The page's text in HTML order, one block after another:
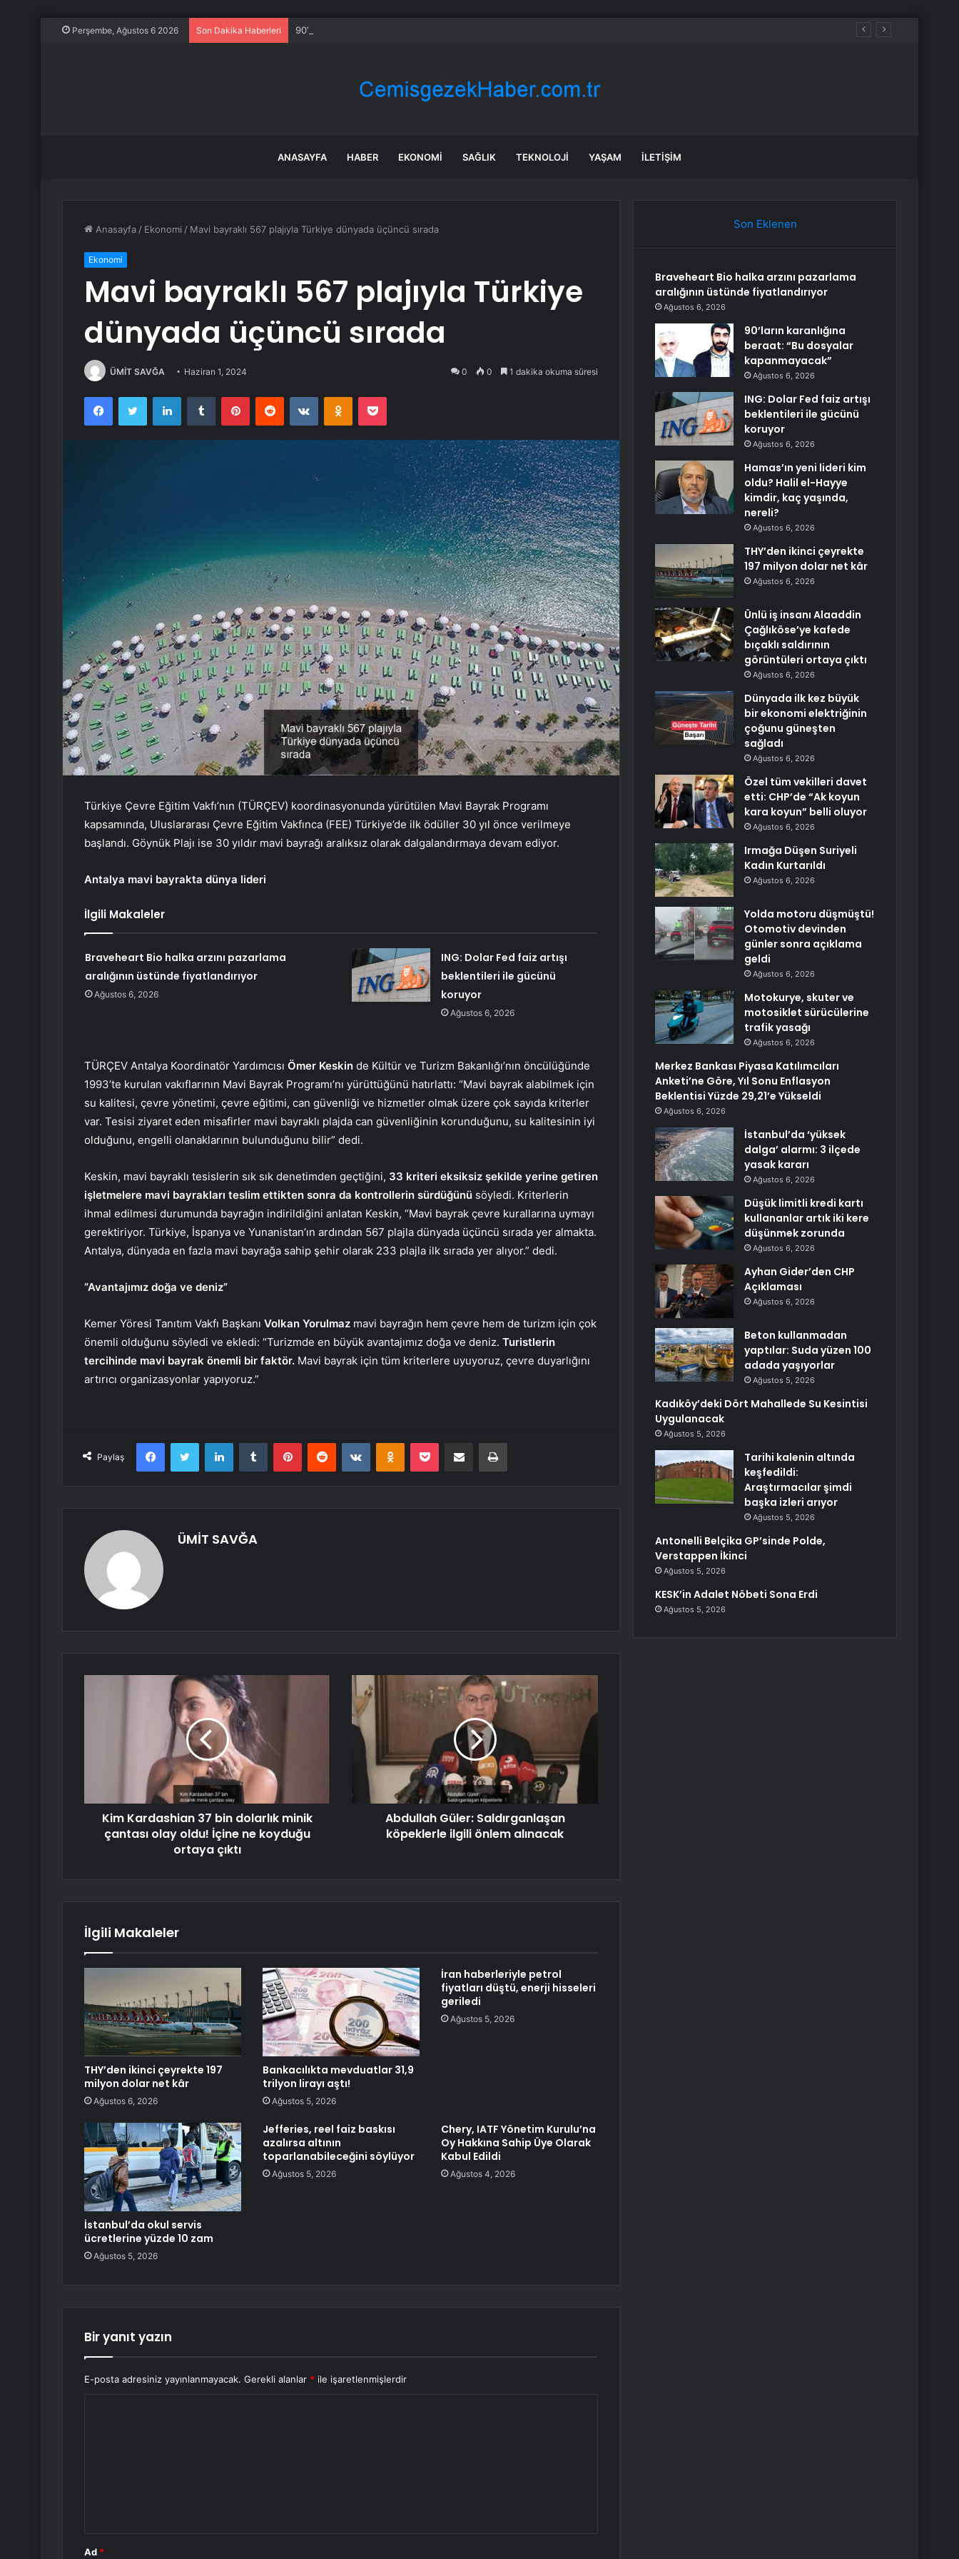
Perşembe, Ağustos 6 2026 Son Dakika Haberleri 90’ların karanlığına beraat: “Bu dosyalar kapanmayacak”
ANASAYFA HABER EKONOMI SAĞLIK TEKNOLOJI YAŞAM İLETIŞIM
Anasayfa / Ekonomi / Mavi bayraklı 567 plajıyla Türkiye dünyada üçüncü sırada
Ekonomi
Mavi bayraklı 567 plajıyla Türkiye
dünyada üçüncü sırada
ÜMİT SAVĞA Haziran 1, 2024 0 0 1 dakika okuma süresi
FacebookTwitter LinkedInTumblr PinterestReddit VKontakteOdnoklassniki
Pocket
Türkiye Çevre Eğitim Vakfı’nın (TÜRÇEV) koordinasyonunda yürütülen Mavi Bayrak Programı
kapsamında, Uluslararası Çevre Eğitim Vakfınca (FEE) Türkiye’de ilk ödüller 30 yıl önce verilmeye
başlandı. Göynük Plajı ise 30 yıldır mavi bayrağı aralıksız olarak dalgalandırmaya devam ediyor.
Antalya mavi bayrakta dünya lideri
İlgili Makaleler
Braveheart Bio halka arzını pazarlama
aralığının üstünde fiyatlandırıyor
Ağustos 6, 2026
ING: Dolar Fed faiz artışı
beklentileri ile gücünü
koruyor
Ağustos 6, 2026
TÜRÇEV Antalya Koordinatör Yardımcısı Ömer Keskin de Kültür ve Turizm Bakanlığı’nın öncülüğünde
1993’te kurulan vakıflarının Mavi Bayrak Programı’nı yürüttüğünü hatırlattı: “Mavi bayrak alabilmek için
su kalitesi, çevre yönetimi, çevre eğitimi, can güvenliği ve hizmetler olmak üzere çok sayıda kriterler
var. Tesisi ziyaret eden misafirler mavi bayraklı plajda can güvenliğinin korunduğunu, su kalitesinin iyi
olduğunu, engelli olanaklarının bulunduğunu bilir” dedi.
Keskin, mavi bayraklı tesislerin sık sık denetimden geçtiğini, 33 kriteri eksiksiz şekilde yerine getiren
işletmelere mavi bayrakları teslim ettikten sonra da kontrollerin sürdüğünü söyledi. Kriterlerin
ihmal edilmesi durumunda bayrağın indirildiğini anlatan Keskin, “Mavi bayrak çevre kurallarına uymayı
gerektiriyor. Türkiye, İspanya ve Yunanistan’ın ardından 567 plajla dünyada üçüncü sırada yer almakta.
Antalya, dünyada en fazla mavi bayrağa sahip şehir olarak 233 plajla ilk sırada yer alıyor.” dedi.
“Avantajımız doğa ve deniz”
Kemer Yöresi Tanıtım Vakfı Başkanı Volkan Yorulmaz mavi bayrağın hem çevre hem de turizm için çok
önemli olduğunu söyledi ve ekledi: “Turizmde en büyük avantajımız doğa ve deniz. Turistlerin
tercihinde mavi bayrak önemli bir faktör. Mavi bayrak için tüm kriterlere uyuyoruz, çevre duyarlığını
artırıcı organizasyonlar yapıyoruz.”
Paylaş
FacebookTwitter LinkedInTumblr PinterestReddit VKontakteOdnoklassniki
Pocket E-Posta ile paylaş Yazdır
ÜMİT SAVĞA
Kim Kardashian 37 bin dolarlık minik
çantası olay oldu! İçine ne koyduğu
ortaya çıktı
Abdullah Güler: Saldırganlaşan
köpeklerle ilgili önlem alınacak
İlgili Makaleler
THY’den ikinci çeyrekte 197
milyon dolar net kâr
Ağustos 6, 2026
Bankacılıkta mevduatlar 31,9
trilyon lirayı aştı!
Ağustos 5, 2026
İran haberleriyle petrol
fiyatları düştü, enerji hisseleri
geriledi
Ağustos 5, 2026
İstanbul’da okul servis
ücretlerine yüzde 10 zam
Ağustos 5, 2026
Jefferies, reel faiz baskısı
azalırsa altının
toparlanabileceğini söylüyor
Ağustos 5, 2026
Chery, IATF Yönetim Kurulu’na
Oy Hakkına Sahip Üye Olarak
Kabul Edildi
Ağustos 4, 2026
Bir yanıt yazın
E-posta adresiniz yayınlanmayacak. Gerekli alanlar * ile işaretlenmişlerdir
Ad *
Son Eklenen
Braveheart Bio halka arzını pazarlama
aralığının üstünde fiyatlandırıyor
Ağustos 6, 2026
90’ların karanlığına
beraat: “Bu dosyalar
kapanmayacak”
Ağustos 6, 2026
ING: Dolar Fed faiz artışı
beklentileri ile gücünü
koruyor
Ağustos 6, 2026
Hamas’ın yeni lideri kim
oldu? Halil el-Hayye
kimdir, kaç yaşında,
nereli?
Ağustos 6, 2026
THY’den ikinci çeyrekte
197 milyon dolar net kâr
Ağustos 6, 2026
Ünlü iş insanı Alaaddin
Çağlıköse’ye kafede
bıçaklı saldırının
görüntüleri ortaya çıktı
Ağustos 6, 2026
Dünyada ilk kez büyük
bir ekonomi elektriğinin
çoğunu güneşten
sağladı
Ağustos 6, 2026
Özel tüm vekilleri davet
etti: CHP’de “Ak koyun
kara koyun” belli oluyor
Ağustos 6, 2026
Irmağa Düşen Suriyeli
Kadın Kurtarıldı
Ağustos 6, 2026
Yolda motoru düşmüştü!
Otomotiv devinden
günler sonra açıklama
geldi
Ağustos 6, 2026
Motokurye, skuter ve
motosiklet sürücülerine
trafik yasağı
Ağustos 6, 2026
Merkez Bankası Piyasa Katılımcıları
Anketi’ne Göre, Yıl Sonu Enflasyon
Beklentisi Yüzde 29,21’e Yükseldi
Ağustos 6, 2026
İstanbul’da ‘yüksek
dalga’ alarmı: 3 ilçede
yasak kararı
Ağustos 6, 2026
Düşük limitli kredi kartı
kullananlar artık iki kere
düşünmek zorunda
Ağustos 6, 2026
Ayhan Gider’den CHP
Açıklaması
Ağustos 6, 2026
Beton kullanmadan
yaptılar: Suda yüzen 100
adada yaşıyorlar
Ağustos 5, 2026
Kadıköy’deki Dört Mahallede Su Kesintisi
Uygulanacak
Ağustos 5, 2026
Tarihi kalenin altında
keşfedildi:
Araştırmacılar şimdi
başka izleri arıyor
Ağustos 5, 2026
Antonelli Belçika GP’sinde Polde,
Verstappen İkinci
Ağustos 5, 2026
KESK’in Adalet Nöbeti Sona Erdi
Ağustos 5, 2026